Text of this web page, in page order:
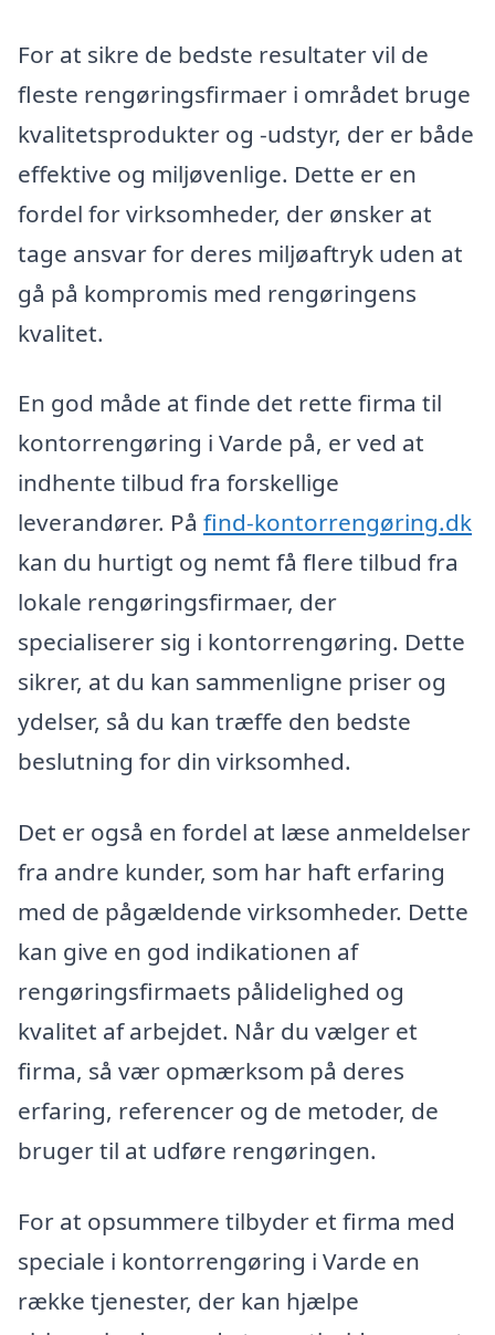
For at sikre de bedste resultater vil de
fleste rengøringsfirmaer i området bruge
kvalitetsprodukter og -udstyr, der er både
effektive og miljøvenlige. Dette er en
fordel for virksomheder, der ønsker at
tage ansvar for deres miljøaftryk uden at
gå på kompromis med rengøringens
kvalitet.
En god måde at finde det rette firma til
kontorrengøring i Varde på, er ved at
indhente tilbud fra forskellige
leverandører. På find-kontorrengøring.dk
kan du hurtigt og nemt få flere tilbud fra
lokale rengøringsfirmaer, der
specialiserer sig i kontorrengøring. Dette
sikrer, at du kan sammenligne priser og
ydelser, så du kan træffe den bedste
beslutning for din virksomhed.
Det er også en fordel at læse anmeldelser
fra andre kunder, som har haft erfaring
med de pågældende virksomheder. Dette
kan give en god indikationen af
rengøringsfirmaets pålidelighed og
kvalitet af arbejdet. Når du vælger et
firma, så vær opmærksom på deres
erfaring, referencer og de metoder, de
bruger til at udføre rengøringen.
For at opsummere tilbyder et firma med
speciale i kontorrengøring i Varde en
række tjenester, der kan hjælpe